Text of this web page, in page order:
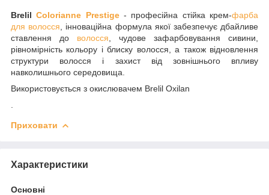
BrelilColorianne Prestige- професійна стійка крем-фарба
для волосся , інноваційна формула якої забезпечує дбайливе
ставлення до волосся , чудове зафарбовування сивини,
рівномірність кольору і блиску волосся, а також відновлення
структури волосся і захист від зовнішнього впливу
навколишнього середовища.
Використовується з окислювачем Brelil Oxilan
Приховати
Характеристики
Основні